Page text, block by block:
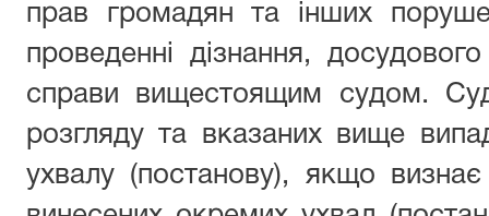
прав громадян та інших
проведенні дізнання,
справи вищестоящим судом.
розгляду та вказаних вище
ухвалу (постанову), якщо визнає